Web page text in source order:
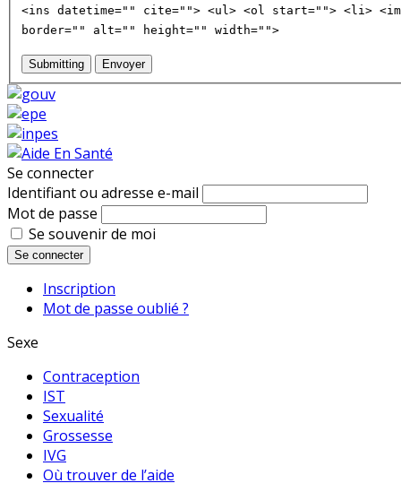
<ins datetime="" cite=""> <ul> <ol start=""> <li>
border="" alt="" height="" width="">
Submitting Envoyer
Se connecter
Identifiant ou adresse e-mail
Mot de passe
Se souvenir de moi
Se connecter
Inscription
Mot de passe oublié ?
Sexe
Contraception
IST
Sexualité
Grossesse
IVG
Où trouver de l’aide